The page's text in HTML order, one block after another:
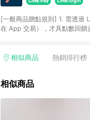
[一般商品贈點規則] 1. 需透過
在 App 交易），才具點數回
格，部分退款不在此限。 6.
使用規則請以點數紅包活動說
相似商品 熱銷排行榜
相似商品